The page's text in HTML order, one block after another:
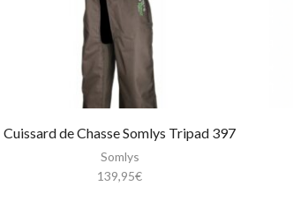
Cuissard de Chasse Somlys Tripad 397
Somlys
139,95€